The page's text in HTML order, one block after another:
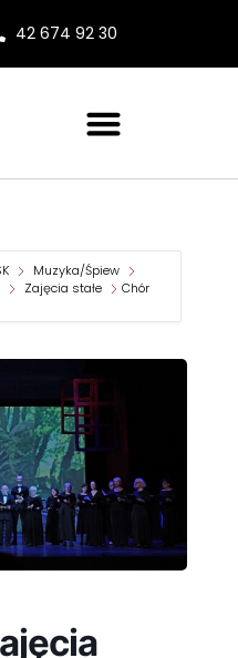
42 674 92 30
Muzyka/Śpiew
Zajęcia stałe
Chór